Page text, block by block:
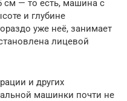
см — то есть, машина с
и глубине
уже неё, занимает
лицевой
и других
машинки почти не